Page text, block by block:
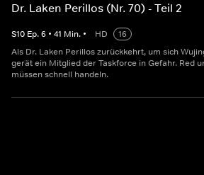
Dr. Laken Perillos (Nr. 70) - Teil 2
S10 Ep.6 • 41 Min. • HD
16
Als Dr. Laken Perillos zurückkehrt, um sich
gerät ein Mitglied der Taskforce in Gefahr. Red
müssen schnell handeln.